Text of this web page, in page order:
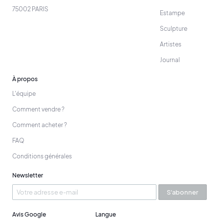
75002 PARIS
Estampe
Sculpture
Artistes
Journal
À propos
L'équipe
Comment vendre ?
Comment acheter ?
FAQ
Conditions générales
Newsletter
S'abonner
Avis Google Langue